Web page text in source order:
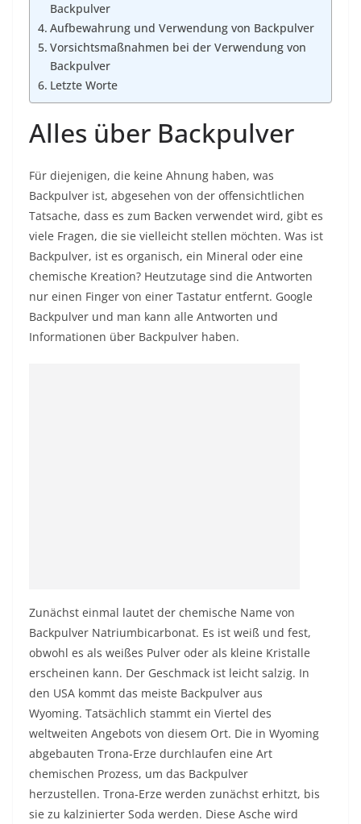
Backpulver
Aufbewahrung und Verwendung von Backpulver
Vorsichtsmaßnahmen bei der Verwendung von
Backpulver
Letzte Worte
Alles über Backpulver
Für diejenigen, die keine Ahnung haben, was
Backpulver ist, abgesehen von der offensichtlichen
Tatsache, dass es zum Backen verwendet wird, gibt es
viele Fragen, die sie vielleicht stellen möchten. Was ist
Backpulver, ist es organisch, ein Mineral oder eine
chemische Kreation? Heutzutage sind die Antworten
nur einen Finger von einer Tastatur entfernt. Google
Backpulver und man kann alle Antworten und
Informationen über Backpulver haben.
Zunächst einmal lautet der chemische Name von
Backpulver Natriumbicarbonat. Es ist weiß und fest,
obwohl es als weißes Pulver oder als kleine Kristalle
erscheinen kann. Der Geschmack ist leicht salzig. In
den USA kommt das meiste Backpulver aus
Wyoming. Tatsächlich stammt ein Viertel des
weltweiten Angebots von diesem Ort. Die in Wyoming
abgebauten Trona-Erze durchlaufen eine Art
chemischen Prozess, um das Backpulver
herzustellen. Trona-Erze werden zunächst erhitzt, bis
sie zu kalzinierter Soda werden. Diese Asche wird